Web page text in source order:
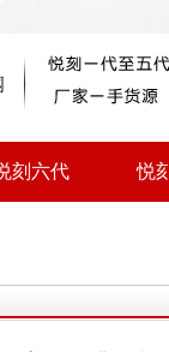
刻六代 悦